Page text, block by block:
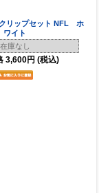
リップセット NFL ホ
ワイト
在庫なし
3,600円 (税込)